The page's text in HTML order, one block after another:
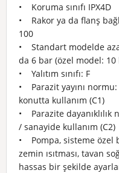
• Koruma sınıfı IPX4D
• Rakor ya da flanş
100
• Standart modelde
da 6 bar (özel model:
• Yalıtım sınıfı: F
• Parazit yayını
konutta kullanım (C1)
• Parazite dayanıklılık
/ sanayide kullanım (C2)
• Pompa, sisteme özel
zemin ısıtması, tavan
hassas bir şekilde